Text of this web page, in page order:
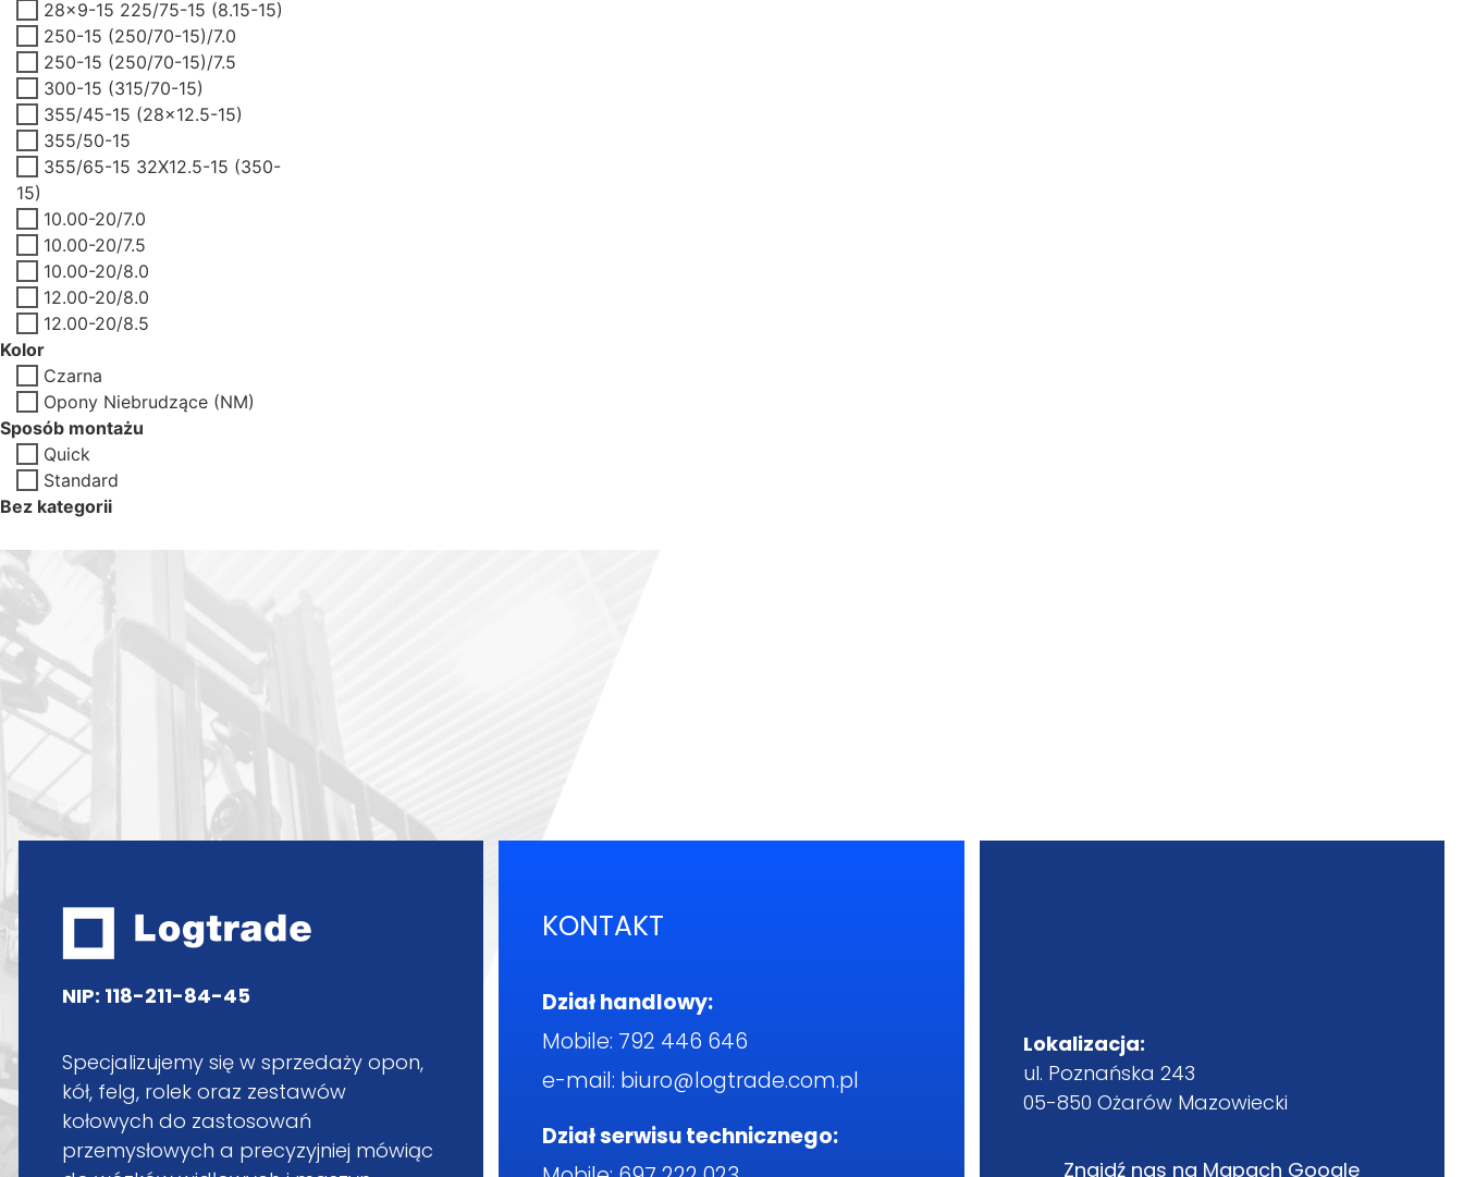
28x9-15 225/75-15 (8.15-15)
250-15 (250/70-15)/7.0
250-15 (250/70-15)/7.5
300-15 (315/70-15)
355/45-15 (28x12.5-15)
355/50-15
355/65-15 32X12.5-15 (350-
15)
10.00-20/7.0
10.00-20/7.5
10.00-20/8.0
12.00-20/8.0
12.00-20/8.5
Kolor
Czarna
Opony Niebrudzące (NM)
Sposób montażu
Quick
Standard
Bez kategorii
NIP: 118-211-84-45
Specjalizujemy się w sprzedaży opon,
kół, felg, rolek oraz zestawów
kołowych do zastosowań
przemysłowych a precyzyjniej mówiąc
KONTAKT
Dział handlowy:
Mobile: 792 446 646
e-mail: biuro@logtrade.com.pl
Dział serwisu technicznego:
Lokalizacja:
ul. Poznańska 243
05-850 Ożarów Mazowiecki
Znajdź nas na Mapach Google